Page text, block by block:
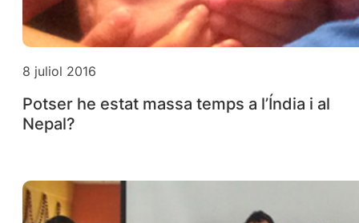
8 juliol 2016
Potser he estat massa temps a l’Índia i al
Nepal?